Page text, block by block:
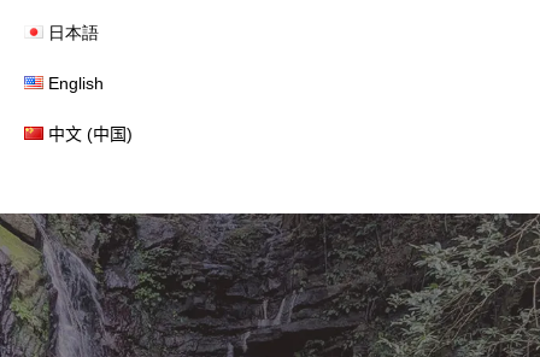
日本語
English
中文 (中国)